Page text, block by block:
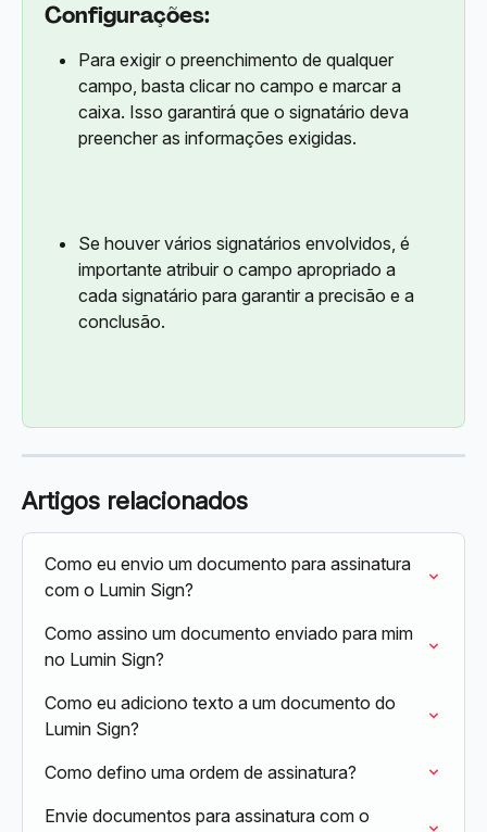
Configurações:
Para exigir o preenchimento de qualquer
campo, basta clicar no campo e marcar a
caixa. Isso garantirá que o signatário deva
preencher as informações exigidas.
Se houver vários signatários envolvidos, é
importante atribuir o campo apropriado a
cada signatário para garantir a precisão e a
conclusão.
Artigos relacionados
Como eu envio um documento para assinatura
com o Lumin Sign?
Como assino um documento enviado para mim
no Lumin Sign?
Como eu adiciono texto a um documento do
Lumin Sign?
Como defino uma ordem de assinatura?
Envie documentos para assinatura com o